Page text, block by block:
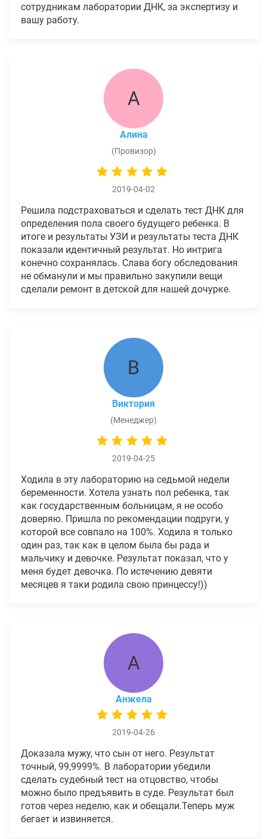
сотрудникам лаборатории ДНК, за экспертизу и
вашу работу.
А
Алина
(Провизор)
2019-04-02
Решила подстраховаться и сделать тест ДНК для
определения пола своего будущего ребенка. В
итоге и результаты УЗИ и результаты теста ДНК
показали идентичный результат. Но интрига
конечно сохранялась. Слава богу обследования
не обманули и мы правильно закупили вещи
сделали ремонт в детской для нашей дочурке.
В
Виктория
(Менеджер)
2019-04-25
Ходила в эту лабораторию на седьмой недели
беременности. Хотела узнать пол ребенка, так
как государственным больницам, я не особо
доверяю. Пришла по рекомендации подруги, у
которой все совпало на 100%. Ходила я только
один раз, так как в целом была бы рада и
мальчику и девочке. Результат показал, что у
меня будет девочка. По истечению девяти
месяцев я таки родила свою принцессу!))
А
Анжела
2019-04-26
Доказала мужу, что сын от него. Результат
точный, 99,9999%. В лаборатории убедили
сделать судебный тест на отцовство, чтобы
можно было предъявить в суде. Результат был
готов через неделю, как и обещали.Теперь муж
бегает и извиняется.